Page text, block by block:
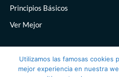
Principios Básicos
Ver Mejor
Utilizamos las famosas cookies
mejor experiencia en nuestra